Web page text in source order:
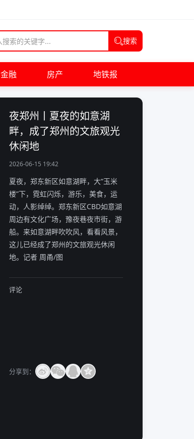
搜索
金融 房产 地铁报
夜郑州丨夏夜的如意湖
畔，成了郑州的文旅观光
休闲地
2026-06-15 19:42
夏夜，郑东新区如意湖畔，大“玉米
楼”下，霓虹闪烁，游乐，美食，运
动，人影绰绰。郑东新区CBD如意湖
周边有文化广场，豫夜巷夜市街，游
船。来如意湖畔吹吹风，看看风景，
这儿已经成了郑州的文旅观光休闲
地。记者 周甬/图
评论
分享到：